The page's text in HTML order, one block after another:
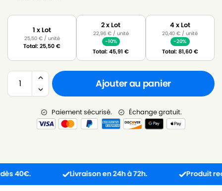
1 x Lot
25,50 €/ unité
Total:25,50€
2 x Lot
22,96 €/ unité
-10%
Total:45,91€
4 x Lot
20,40€ / unité
-20%
Total:81,60€
Ajouter au panier
Paiement sécurisé. Échange gratuit.
Livraison en 24h à 72h. Produit reçu